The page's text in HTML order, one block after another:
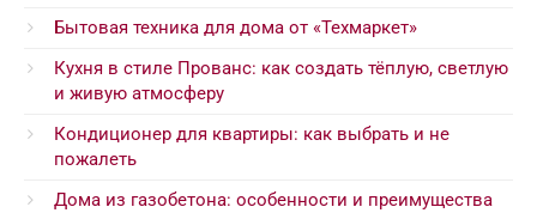
Бытовая техника для дома от «Техмаркет»
Кухня в стиле Прованс: как создать тёплую, светлую
и живую атмосферу
Кондиционер для квартиры: как выбрать и не
пожалеть
Дома из газобетона: особенности и преимущества